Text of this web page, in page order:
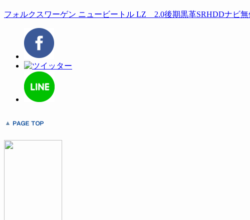
フォルクスワーゲン ニュービートル LZ 2.0後期黒革SRHDDナビ無